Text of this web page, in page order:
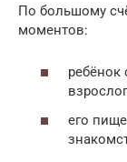
По большому
моментов:
ребёнок
его